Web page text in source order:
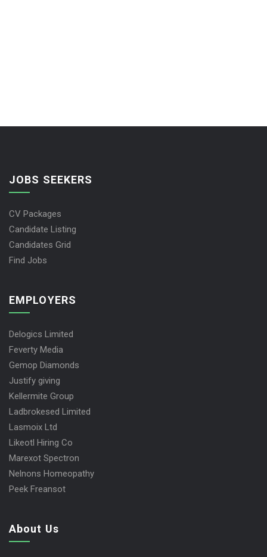
JOBS SEEKERS
CV Packages
Candidate Listing
Candidates Grid
Find Jobs
EMPLOYERS
Delogics Limited
Feverty Media
Gemop Diamonds
Justify giving
Kellermite Group
Ladbrokesed Limited
Lasmoix Ltd
Likeotl Hiring Co
Marexot Spectron
Nelnons Homeopathy
Peek Freansot
About Us